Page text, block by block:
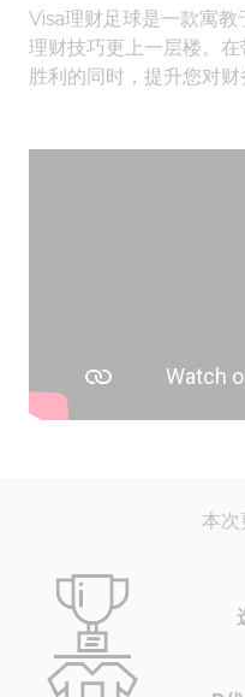
Visa理财足球是一款寓
理财技巧更上一层楼。
胜利的同时，提升您对财
本次